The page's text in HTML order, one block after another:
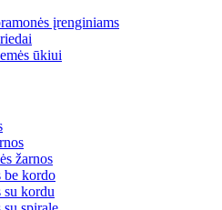
įrenginiams
ūkiui
žarnos
be kordo
su kordu